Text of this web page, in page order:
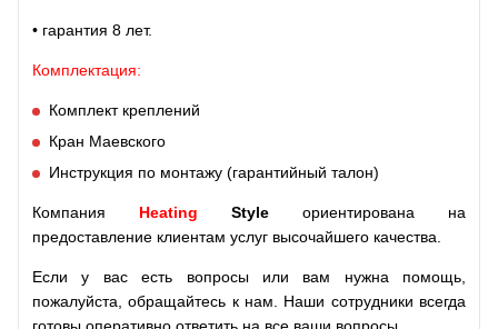
• гарантия 8 лет.
Комплектация:
Комплект креплений
Кран Маевского
Инструкция по монтажу (гарантийный талон)
Компания Heating Style ориентирована на
предоставление клиентам услуг высочайшего качества.
Если у вас есть вопросы или вам нужна помощь,
пожалуйста, обращайтесь к нам. Наши сотрудники всегда